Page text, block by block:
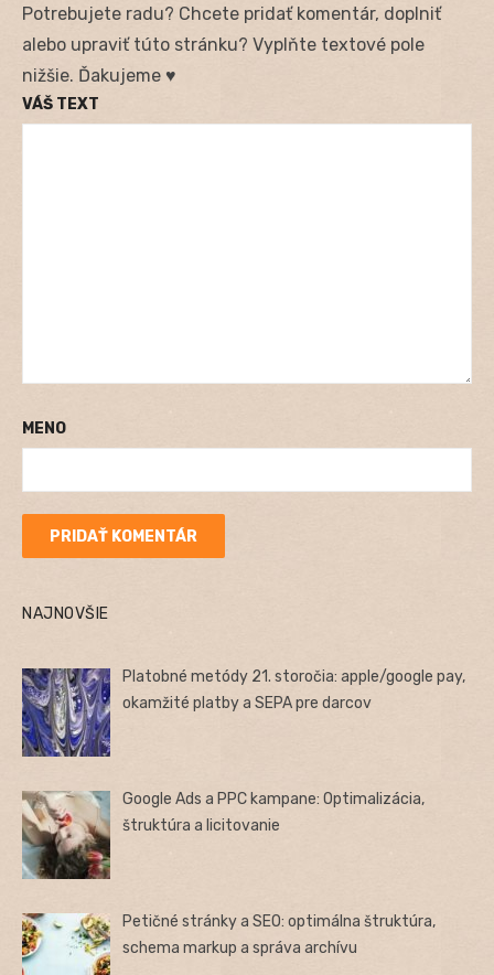
Potrebujete radu? Chcete pridať komentár, doplniť
alebo upraviť túto stránku? Vyplňte textové pole
nižšie. Ďakujeme ♥
VÁŠ TEXT
MENO
NAJNOVŠIE
Platobné metódy 21. storočia: apple/google pay,
okamžité platby a SEPA pre darcov
Google Ads a PPC kampane: Optimalizácia,
štruktúra a licitovanie
Petičné stránky a SEO: optimálna štruktúra,
schema markup a správa archívu